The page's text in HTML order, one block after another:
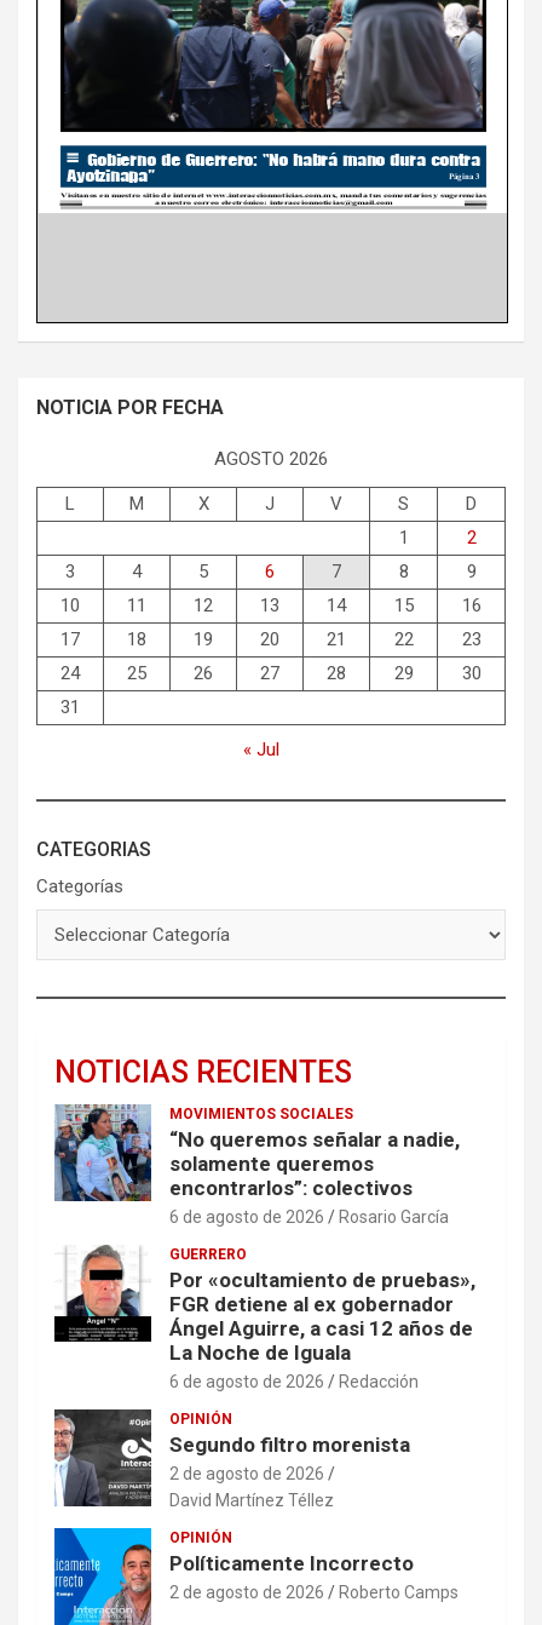
NOTICIA POR FECHA
AGOSTO 2026
L M X J V S
D
1
2
3
4 5 6 7 8
9
10
11 12 13 14 15
16
17
18 19 20 21 22
23
24
25 26 27 28 29
30
31
« Jul
CATEGORIAS
Categorías
NOTICIAS RECIENTES
MOVIMIENTOS SOCIALES
“No queremos señalar a nadie,
solamente queremos
encontrarlos”: colectivos
6 de agosto de 2026 Rosario García
GUERRERO
Por «ocultamiento de pruebas»,
FGR detiene al ex gobernador
Ángel Aguirre, a casi 12 años de
La Noche de Iguala
6 de agosto de 2026 Redacción
OPINIÓN
Segundo filtro morenista
2 de agosto de 2026
David Martínez Téllez
OPINIÓN
Políticamente Incorrecto
2 de agosto de 2026 Roberto Camps